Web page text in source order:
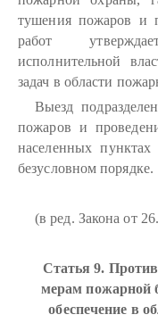
тушения пожаров и
работ
исполнительной
задач в области
Выезд
пожаров и
населенных пунктах
безусловном порядке.
(в ред. Закона от
Статья 9.
мерам пожарной
обеспечение в